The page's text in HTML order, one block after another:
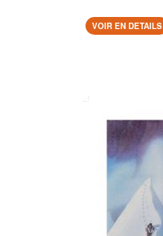
VOIR EN DETAILS